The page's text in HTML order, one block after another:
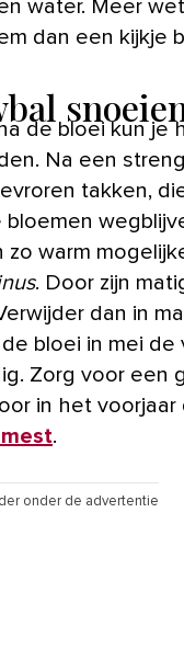
water. Meer
dan een kijkje
de bloei kun je
Na een
takken,
zo warm
. Door zijn
dan in
bloei in mei
Zorg voor een
in het voorjaar
.
onder de advertentie